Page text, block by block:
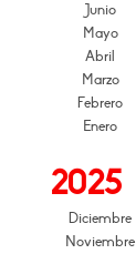
Junio
Mayo
Abril
Marzo
Febrero
Enero
2025
Diciembre
Noviembre